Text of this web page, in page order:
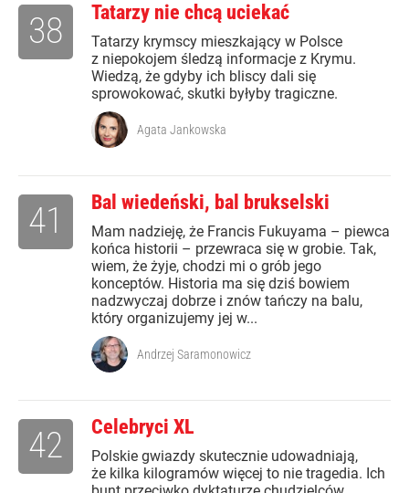
Tatarzy nie chcą uciekać
Tatarzy krymscy mieszkający w Polsce
z niepokojem śledzą informacje z Krymu.
Wiedzą, że gdyby ich bliscy dali się
sprowokować, skutki byłyby tragiczne.
38
Agata Jankowska
Bal wiedeński, bal brukselski
Mam nadzieję, że Francis Fukuyama – piewca
końca historii – przewraca się w grobie. Tak,
wiem, że żyje, chodzi mi o grób jego
konceptów. Historia ma się dziś bowiem
nadzwyczaj dobrze i znów tańczy na balu,
który organizujemy jej w...
41
Andrzej Saramonowicz
Celebryci XL
Polskie gwiazdy skutecznie udowadniają,
że kilka kilogramów więcej to nie tragedia. Ich
42